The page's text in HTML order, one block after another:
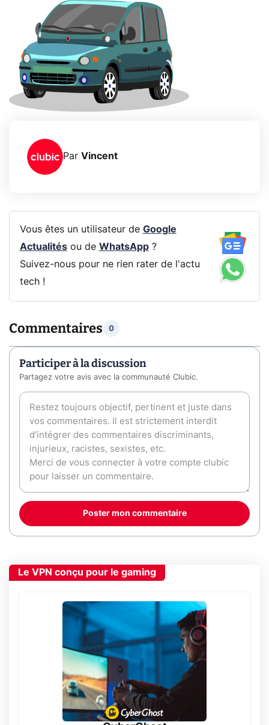
Par Vincent
Vous êtes un utilisateur de Google
Actualitésou de WhatsApp?
Suivez-nous pour ne rien rater de l'actu
tech !
Commentaires 0
Participer à la discussion
Partagez votre avis avec la communauté Clubic.
Poster mon commentaire
Le VPN conçu pour le gaming